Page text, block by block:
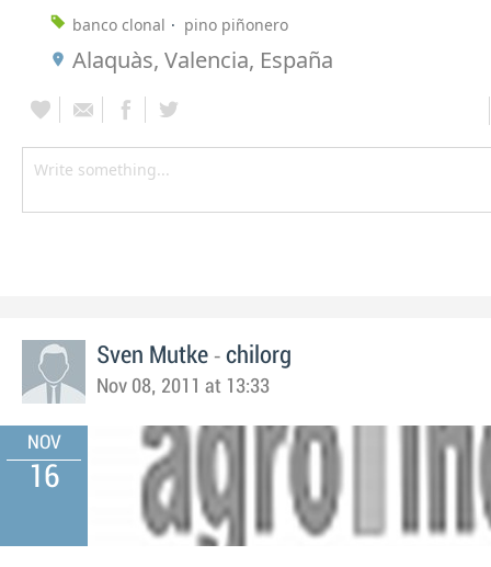
banco clonal
pino piñonero
Alaquàs, Valencia, España
Sven Mutke - chilorg
Nov 08, 2011 at 13:33
NOV
16